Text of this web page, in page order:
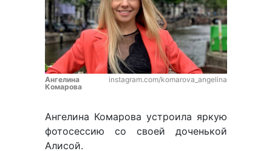
Ангелина
Комарова
instagram.com/komarova_angelina
Ангелина Комарова устроила яркую
фотосессию со своей доченькой
Алисой.